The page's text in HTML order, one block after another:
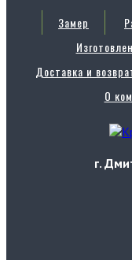
Замер
Доставка и
О
г.